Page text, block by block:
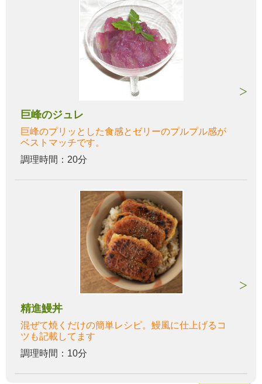
巨峰のジュレ
巨峰のプリッとした食感とゼリーのプルプル感が
ベストマッチです。
調理時間：20分
精進鰻丼
混ぜて焼くだけの簡単レシピ。鰻風に仕上げるコ
ツも記載してます
調理時間：10分